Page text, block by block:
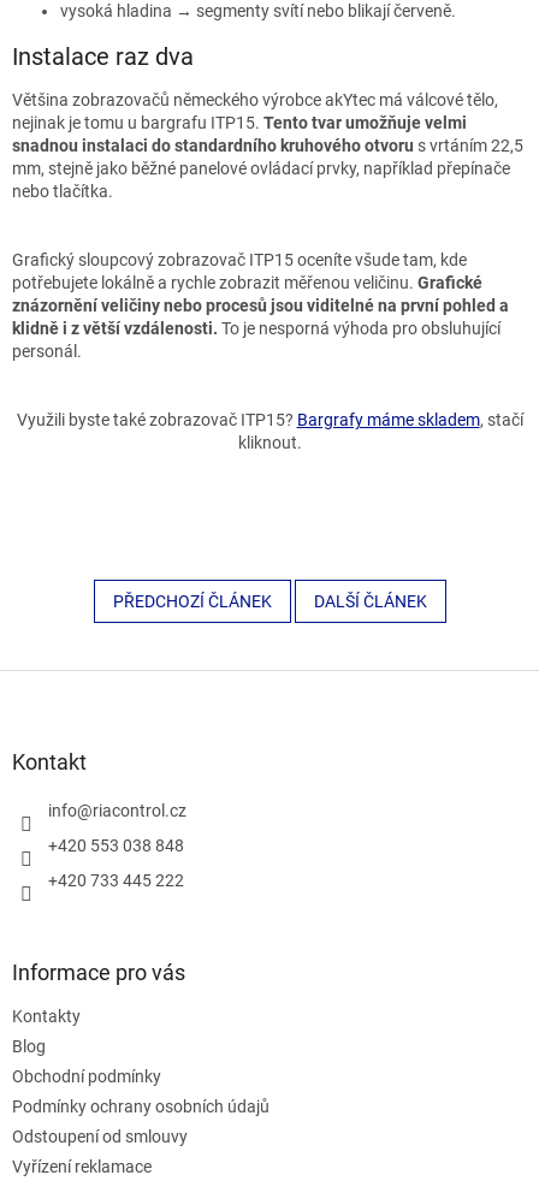
vysoká hladina → segmenty svítí nebo blikají červeně.
Instalace raz dva
Většina zobrazovačů německého výrobce akYtec má válcové tělo,
nejinak je tomu u bargrafu ITP15. Tento tvar umožňuje velmi
snadnou instalaci do standardního kruhového otvoru s vrtáním 22,5
mm, stejně jako běžné panelové ovládací prvky, například přepínače
nebo tlačítka.
Grafický sloupcový zobrazovač ITP15 oceníte všude tam, kde
potřebujete lokálně a rychle zobrazit měřenou veličinu. Grafické
znázornění veličiny nebo procesů jsou viditelné na první pohled a
klidně i z větší vzdálenosti. To je nesporná výhoda pro obsluhující
personál.
Využili byste také zobrazovač ITP15? Bargrafy máme skladem, stačí
kliknout.
PŘEDCHOZÍ ČLÁNEK DALŠÍ ČLÁNEK
Kontakt
info@riacontrol.cz
+420 553 038 848
+420 733 445 222
Informace pro vás
Kontakty
Blog
Obchodní podmínky
Podmínky ochrany osobních údajů
Odstoupení od smlouvy
Vyřízení reklamace